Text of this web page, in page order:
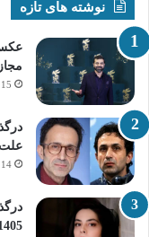
نوشته های تازه
عکس
15 مرداد 1405
14 مرداد 1405
1405 + علت